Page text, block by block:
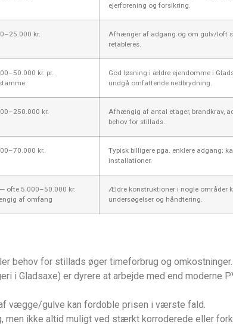
ejerforening og forsikring.
kr.
Afhænger af adgang og om gulv/loft
retableres.
kr. pr.
God løsning i ældre ejendomme i
undgå omfattende nedbrydning.
kr.
Afhængig af antal etager, brandkrav,
behov for stillads.
kr.
Typisk billigere pga. enklere adgang;
installationer.
ofte 5.000–50.000 kr.
af omfang
Ældre konstruktioner i nogle områder
undersøgelser og håndtering.
behov for stillads øger timeforbrug og omkostninger.
i Gladsaxe) er dyrere at arbejde med end moderne
vægge/gulve kan fordoble prisen i værste fald.
ikke altid muligt ved stærkt korroderede eller